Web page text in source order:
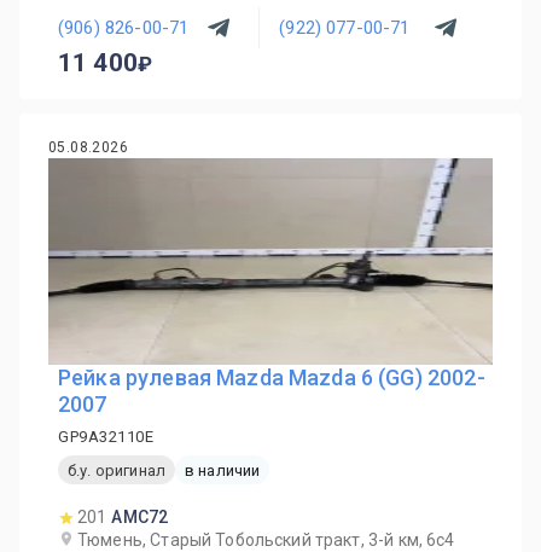
(906) 826-00-71 (922) 077-00-71
11 400
05.08.2026
Рейка рулевая Mazda Mazda 6 (GG) 2002-
2007
GP9A32110E
б.у. оригинал
в наличии
201 AMC72
Тюмень, Старый Тобольский тракт, 3-й км, 6с4